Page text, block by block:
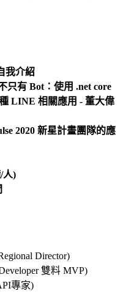
我介紹
只有 Bot：使用 .net core
LINE 相關應用 - 董大偉
2020 新星計畫團隊的應
人)
Director)
雙料 MVP)
專家)